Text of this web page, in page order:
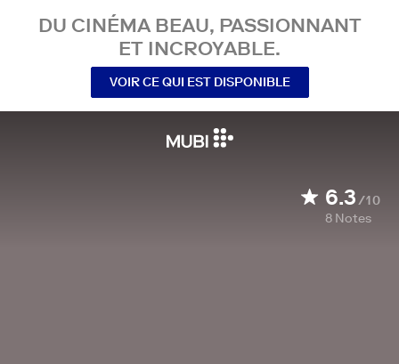
DU CINÉMA BEAU, PASSIONNANT
ET INCROYABLE.
VOIR CE QUI EST DISPONIBLE
6.3/10
8 Notes